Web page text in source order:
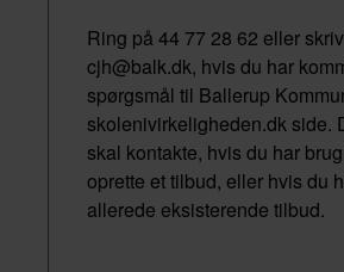
Ring på 44 77 28 62 eller
cjh@balk.dk, hvis du har
spørgsmål til Ballerup
skolenivirkeligheden.dk side.
skal kontakte, hvis du har
oprette et tilbud, eller hvis du
allerede eksisterende tilbud.